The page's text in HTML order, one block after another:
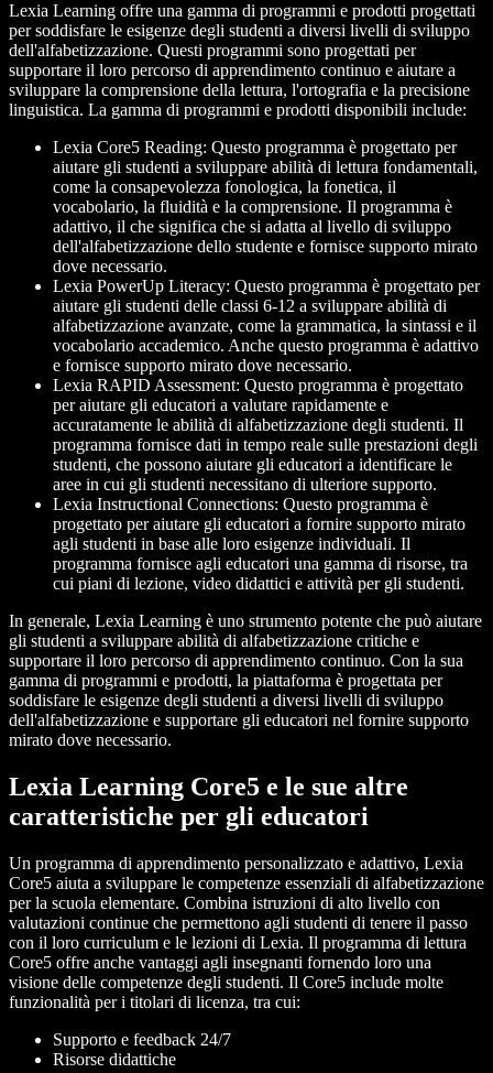
Lexia Learning offre una gamma di programmi e prodotti progettati
per soddisfare le esigenze degli studenti a diversi livelli di sviluppo
dell'alfabetizzazione. Questi programmi sono progettati per
supportare il loro percorso di apprendimento continuo e aiutare a
sviluppare la comprensione della lettura, l'ortografia e la precisione
linguistica. La gamma di programmi e prodotti disponibili include:
Lexia Core5 Reading: Questo programma è progettato per
aiutare gli studenti a sviluppare abilità di lettura fondamentali,
come la consapevolezza fonologica, la fonetica, il
vocabolario, la fluidità e la comprensione. Il programma è
adattivo, il che significa che si adatta al livello di sviluppo
dell'alfabetizzazione dello studente e fornisce supporto mirato
dove necessario.
Lexia PowerUp Literacy: Questo programma è progettato per
aiutare gli studenti delle classi 6-12 a sviluppare abilità di
alfabetizzazione avanzate, come la grammatica, la sintassi e il
vocabolario accademico. Anche questo programma è adattivo
e fornisce supporto mirato dove necessario.
Lexia RAPID Assessment: Questo programma è progettato
per aiutare gli educatori a valutare rapidamente e
accuratamente le abilità di alfabetizzazione degli studenti. Il
programma fornisce dati in tempo reale sulle prestazioni degli
studenti, che possono aiutare gli educatori a identificare le
aree in cui gli studenti necessitano di ulteriore supporto.
Lexia Instructional Connections: Questo programma è
progettato per aiutare gli educatori a fornire supporto mirato
agli studenti in base alle loro esigenze individuali. Il
programma fornisce agli educatori una gamma di risorse, tra
cui piani di lezione, video didattici e attività per gli studenti.
In generale, Lexia Learning è uno strumento potente che può aiutare
gli studenti a sviluppare abilità di alfabetizzazione critiche e
supportare il loro percorso di apprendimento continuo. Con la sua
gamma di programmi e prodotti, la piattaforma è progettata per
soddisfare le esigenze degli studenti a diversi livelli di sviluppo
dell'alfabetizzazione e supportare gli educatori nel fornire supporto
mirato dove necessario.
Lexia Learning Core5 e le sue altre
caratteristiche per gli educatori
Un programma di apprendimento personalizzato e adattivo, Lexia
Core5 aiuta a sviluppare le competenze essenziali di alfabetizzazione
per la scuola elementare. Combina istruzioni di alto livello con
valutazioni continue che permettono agli studenti di tenere il passo
con il loro curriculum e le lezioni di Lexia. Il programma di lettura
Core5 offre anche vantaggi agli insegnanti fornendo loro una
visione delle competenze degli studenti. Il Core5 include molte
funzionalità per i titolari di licenza, tra cui:
Supporto e feedback 24/7
Risorse didattiche